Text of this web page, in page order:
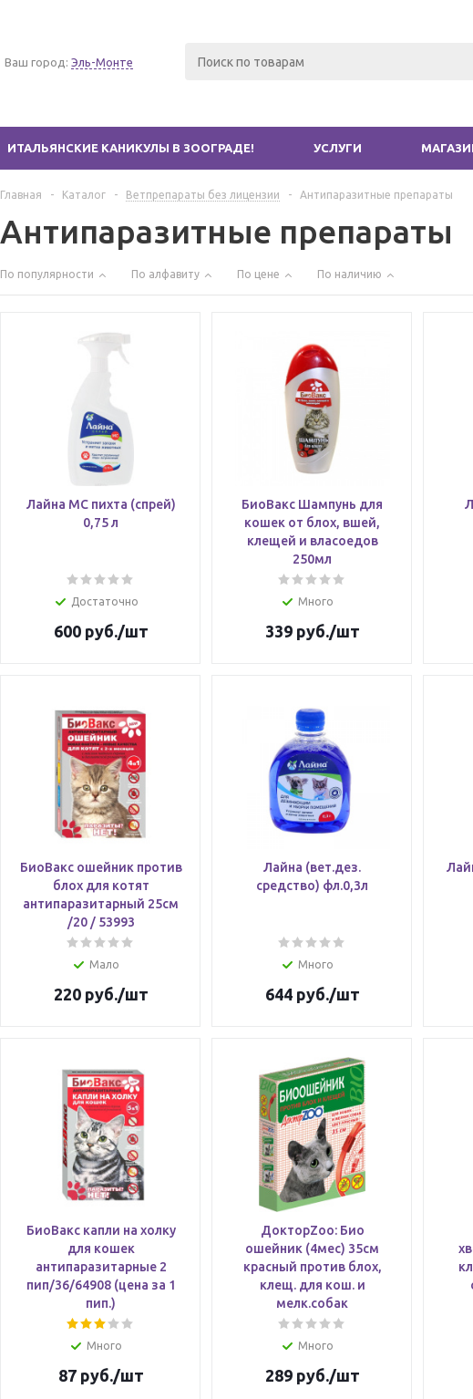
Ваш город: Эль-Монте
ИТАЛЬЯНСКИЕ КАНИКУЛЫ В ЗООГРАДЕ! УСЛУГИ
Главная - Каталог - Ветпрепараты без лицензии - Антипаразитные препараты
Антипаразитные препараты
По популярности По алфавиту По цене По наличию
Лайна МС пихта (спрей)
0,75 л
Достаточно
600руб./шт
БиоВакс Шампунь для
кошек от блох, вшей,
клещей и власоедов
250мл
Много
339руб./шт
БиоВакс ошейник против
блох для котят
антипаразитарный 25см
/20 / 53993
Мало
220руб./шт
Лайна (вет.дез.
средство) фл.0,3л
Много
644руб./шт
БиоВакс капли на холку
для кошек
антипаразитарные 2
пип/36/64908 (цена за 1
пип.)
Много
87руб./шт
ДокторZoo: Био
ошейник (4мес) 35см
красный против блох,
клещ. для кош. и
мелк.собак
Много
289руб./шт